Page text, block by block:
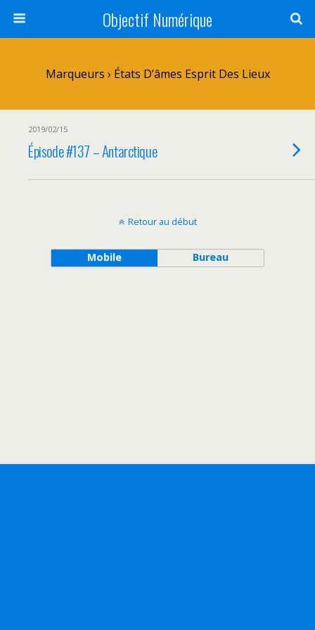
Objectif Numérique
Marqueurs › États D’âmes Esprit Des Lieux
2019/02/15
Épisode #137 – Antarctique
Retour au début
Mobile Bureau